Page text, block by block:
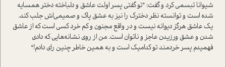
شیوانا تبسمی کرد و گفت: ”تو گفتی پسر اولت عاشق و دلباخته دختر همسایه
شده است و توانسته نظر دخترک را نیز به عشق پاک و صمیمی‌اش جلب کند.
یک عاشق هرگز دیوانه نیست و در واقع مجنون و کم خرد کسی است که از عاشق
شدن و عشق ورزیدن عاجز و ناتوان است. من از روی نشانه‌هایی که دادی
فهمیدم پسر خردمند تو کدامیک است و به همین خاطر چنین رای دادم!“